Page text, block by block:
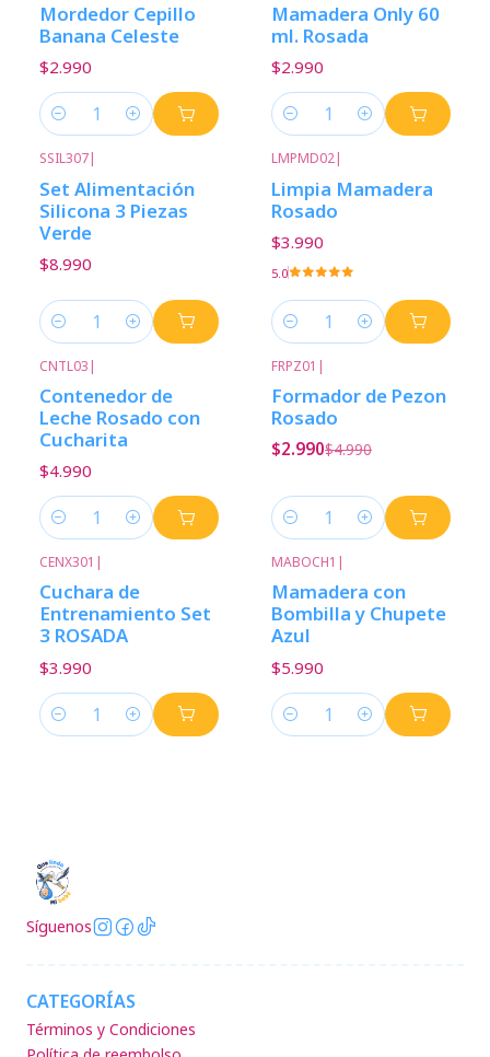
Mordedor Cepillo
Banana Celeste
$2.990
Cantidad
Mamadera Only 60
ml. Rosada
$2.990
Cantidad
SSIL307|
Set Alimentación
Silicona 3 Piezas
Verde
$8.990
Cantidad
LMPMD02|
Limpia Mamadera
Rosado
$3.990
5.0
Cantidad
CNTL03 |
Contenedor de
Leche Rosado con
Cucharita
$4.990
Cantidad
FRPZ01 |
Formador de Pezon
Rosado
$2.990$4.990
Cantidad
CENX301 |
Cuchara de
Entrenamiento Set
3 ROSADA
$3.990
Cantidad
MABOCH1 |
Mamadera con
Bombilla y Chupete
Azul
$5.990
Cantidad
Síguenos
CATEGORÍAS
Términos y Condiciones